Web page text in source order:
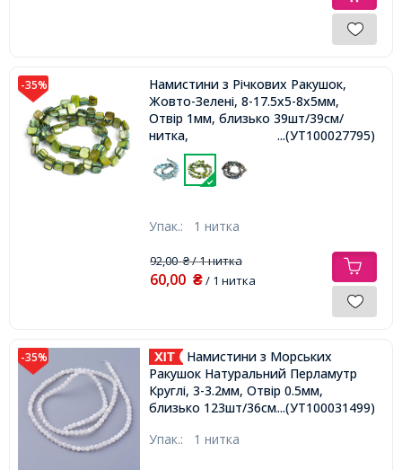
-35%
Намистини з Річкових Ракушок,
Жовто-Зелені, 8-17.5x5-8x5мм,
Отвір 1мм, близько 39шт/39см/
нитка,
...(УТ100027795)
Упак.: 1 нитка
92,00₴/ 1 нитка
60,00 ₴/ 1 нитка
-35%
Намистини з Морських
Ракушок Натуральний Перламутр
Круглі, 3-3.2мм, Отвір 0.5мм,
близько 123шт/36см/нитка,...(УТ100031499)
Упак.: 1 нитка